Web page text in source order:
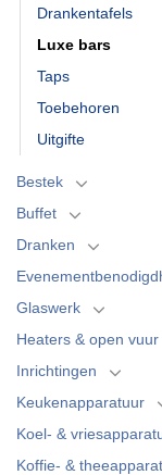
Drankentafels
Luxe bars
Taps
Toebehoren
Uitgifte
Bestek
Buffet
Dranken
Glaswerk
Heaters & open vuur
Inrichtingen
Keukenapparatuur
Koel- &
Koffie- &